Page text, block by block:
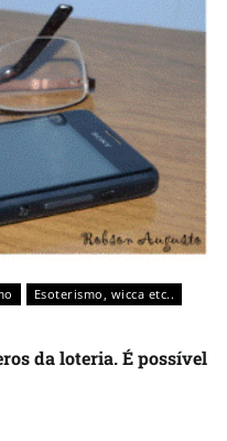
Esoterismo, wicca etc..
da loteria. É possível